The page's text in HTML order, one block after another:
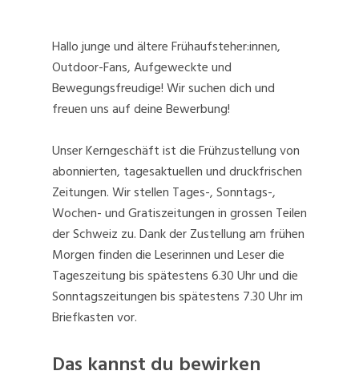
Hallo junge und ältere Frühaufsteher:innen,
Outdoor-Fans, Aufgeweckte und
Bewegungsfreudige! Wir suchen dich und
freuen uns auf deine Bewerbung!
Unser Kerngeschäft ist die Frühzustellung von
abonnierten, tagesaktuellen und druckfrischen
Zeitungen. Wir stellen Tages-, Sonntags-,
Wochen- und Gratiszeitungen in grossen Teilen
der Schweiz zu. Dank der Zustellung am frühen
Morgen finden die Leserinnen und Leser die
Tageszeitung bis spätestens 6.30 Uhr und die
Sonntagszeitungen bis spätestens 7.30 Uhr im
Briefkasten vor.
Das kannst du bewirken